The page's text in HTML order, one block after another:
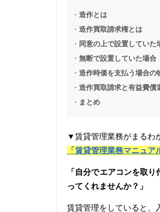
・ 造作とは
・ 造作買取請求権とは
・ 同意の上で設置していた
・ 無断で設置していた場合
・ 造作時価を支払う場合の
・ 造作買取請求と有益費償
・ まとめ
▼賃貸管理業務がまるわ
「賃貸管理業務マニュ
「自分でエアコンを取
ってくれませんか？」
賃貸管理をしていると、